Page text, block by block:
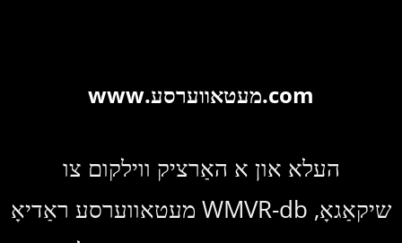
www.מעטאווערסע.com
העלא און א האַרציק ווילקום צו
מעטאווערסע ראַדיאָ WMVR-db שיקאַגאָ,